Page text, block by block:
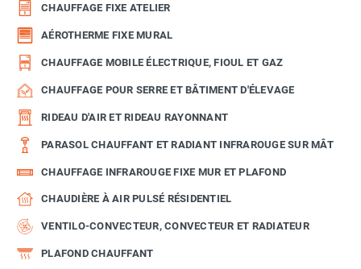
CHAUFFAGE FIXE ATELIER
AÉROTHERME FIXE MURAL
CHAUFFAGE MOBILE ÉLECTRIQUE, FIOUL ET GAZ
CHAUFFAGE POUR SERRE ET BÂTIMENT D'ÉLEVAGE
RIDEAU D'AIR ET RIDEAU RAYONNANT
PARASOL CHAUFFANT ET RADIANT INFRAROUGE SUR MÂT
CHAUFFAGE INFRAROUGE FIXE MUR ET PLAFOND
CHAUDIÈRE À AIR PULSÉ RÉSIDENTIEL
VENTILO-CONVECTEUR, CONVECTEUR ET RADIATEUR
PLAFOND CHAUFFANT